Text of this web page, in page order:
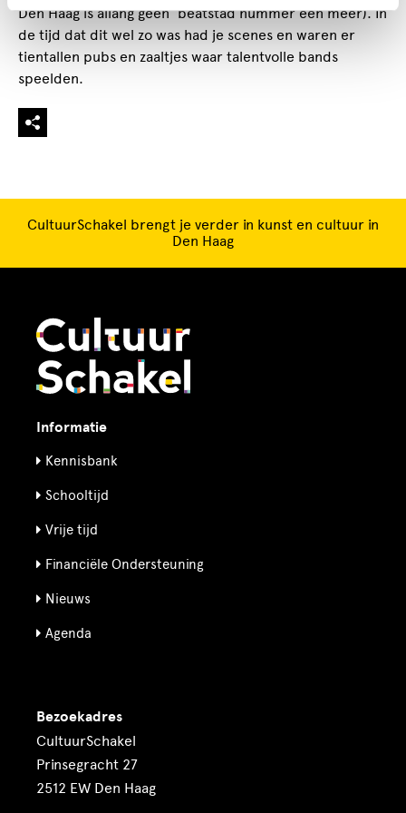
Den Haag is allang geen ‘beatstad nummer één meer). In
de tijd dat dit wel zo was had je scenes en waren er
tientallen pubs en zaaltjes waar talentvolle bands
speelden.
CultuurSchakel brengt je verder in kunst en cultuur in
Den Haag
Informatie
Kennisbank
Schooltijd
Vrije tijd
Financiële Ondersteuning
Nieuws
Agenda
Bezoekadres
CultuurSchakel
Prinsegracht 27
2512 EW Den Haag